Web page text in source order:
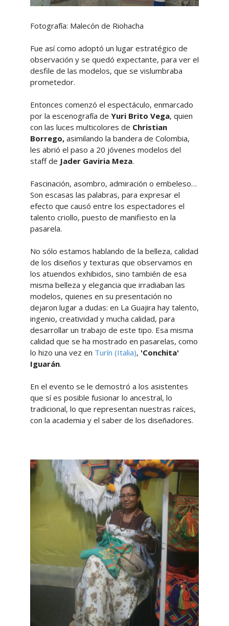
Fotografía: Malecón de Riohacha
Fue así como adoptó un lugar estratégico de
observación y se quedó expectante, para ver el
desfile de las modelos, que se vislumbraba
prometedor.
Entonces comenzó el espectáculo, enmarcado
por la escenografía de Yuri Brito Vega, quien
con las luces multicolores de Christian
Borrego, asimilando la bandera de Colombia,
les abrió el paso a 20 jóvenes modelos del
staff de Jader Gaviria Meza.
Fascinación, asombro, admiración o embeleso…
Son escasas las palabras, para expresar el
efecto que causó entre los espectadores el
talento criollo, puesto de manifiesto en la
pasarela.
No sólo estamos hablando de la belleza, calidad
de los diseños y texturas que observamos en
los atuendos exhibidos, sino también de esa
misma belleza y elegancia que irradiaban las
modelos, quienes en su presentación no
dejaron lugar a dudas: en La Guajira hay talento,
ingenio, creatividad y mucha calidad, para
desarrollar un trabajo de este tipo. Esa misma
calidad que se ha mostrado en pasarelas, como
lo hizo una vez en Turín (Italia), 'Conchita'
Iguarán.
En el evento se le demostró a los asistentes
que sí es posible fusionar lo ancestral, lo
tradicional, lo que representan nuestras raíces,
con la academia y el saber de los diseñadores.